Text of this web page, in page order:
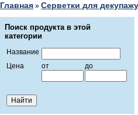
Главная » Серветки для декупажу
Поиск продукта в этой
категории
Название
Цена
от до